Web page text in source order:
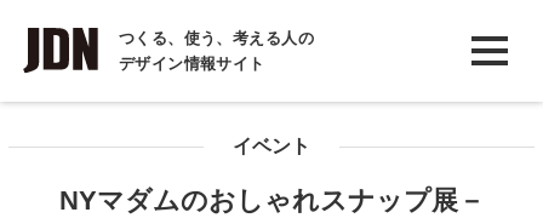
つくる、使う、考える人の
デザイン情報サイト
INTERVIEW
インタビュー
イベント
NYマダムのおしゃれスナップ展－